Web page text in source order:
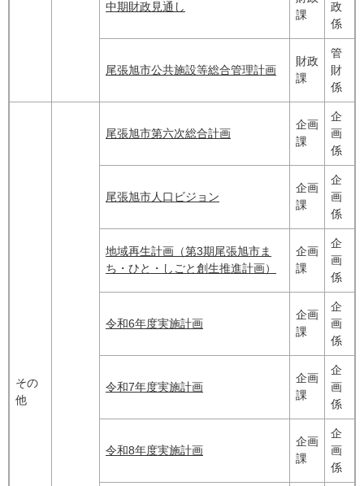
中期財政見通し
課
政
係
尾張旭市公共施設等総合管理計画
財政
課
管
財
係
その
他
尾張旭市第六次総合計画
企画
課
企
画
係
尾張旭市人口ビジョン
企画
課
企
画
係
地域再生計画（第3期尾張旭市ま
ち・ひと・しごと創生推進計画）
企画
課
企
画
係
令和6年度実施計画
企画
課
企
画
係
令和7年度実施計画
企画
課
企
画
係
令和8年度実施計画
企画
課
企
画
係